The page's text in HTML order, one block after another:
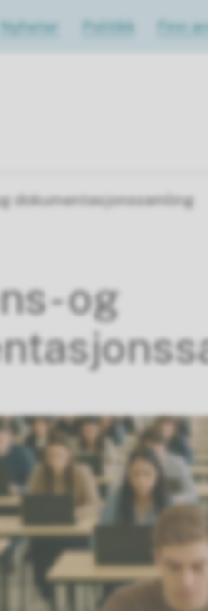
Nyheter Politikk Finn
dokumentasjonssamling
og